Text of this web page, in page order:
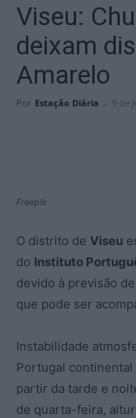
Viseu:
deixam
Amarelo
Por Estação Diária - 9 de
Freepik
O distrito de Viseu
do Instituto
devido à previsão
que pode ser
Instabilidade
Portugal continental
partir da tarde e
de quarta-feira,